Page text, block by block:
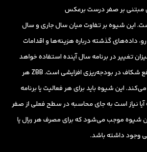
مبتنی بر صفر درست برعکس
این شیوه بر تفاوت میان سال جاری و سال
رو، داده‌های گذشته درباره هزینه‌ها و اقدامات
تغییر در برنامه سال آینده استفاده خواهد
شد. این رویکرد در پی رفع شکاف در بودجه‌ریزی افزایشی است. ZBB هر
می‌کند. این شیوه باید برای هر فعالیت یا برنامه
نیاز است به جای محاسبه در سطح فعلی از صفر
شیوه موجب می‌شود که برای مصرف هر ریال یا
وجود داشته باشد.